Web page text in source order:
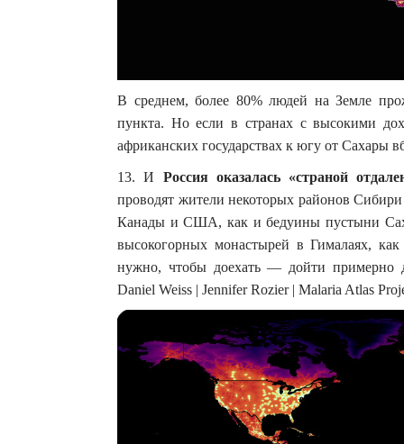
В среднем, более 80% людей на Земле
пункта. Но если в странах с высокими
африканских государствах к югу от Сахары
13. И Россия оказалась «страной
проводят жители некоторых районов
Канады и США, как и бедуины пустыни
высокогорных монастырей в Гималаях,
нужно, чтобы доехать — дойти примерно
Daniel Weiss | Jennifer Rozier | Malaria Atlas